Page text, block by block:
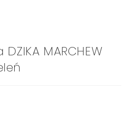
MARCHEW